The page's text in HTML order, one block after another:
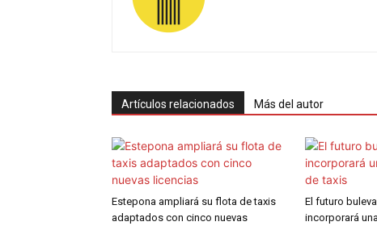
Artículos relacionados Más del autor
Estepona ampliará su flota de taxis
adaptados con cinco nuevas
El futuro
incorporará